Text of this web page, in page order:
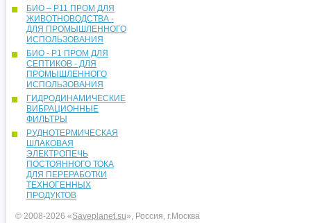
БИО – Р11 ПРОМ ДЛЯ
ЖИВОТНОВОДСТВА -
ДЛЯ ПРОМЫШЛЕННОГО
ИСПОЛЬЗОВАНИЯ
БИО - Р1 ПРОМ ДЛЯ
СЕПТИКОВ - ДЛЯ
ПРОМЫШЛЕННОГО
ИСПОЛЬЗОВАНИЯ
ГИДРОДИНАМИЧЕСКИЕ
ВИБРАЦИОННЫЕ
ФИЛЬТРЫ
РУДНОТЕРМИЧЕСКАЯ
ШЛАКОВАЯ
ЭЛЕКТРОПЕЧЬ
ПОСТОЯННОГО ТОКА
ДЛЯ ПЕРЕРАБОТКИ
ТЕХНОГЕННЫХ
ПРОДУКТОВ
© 2008-2026 «Saveplanet.su», Россия, г.Москва